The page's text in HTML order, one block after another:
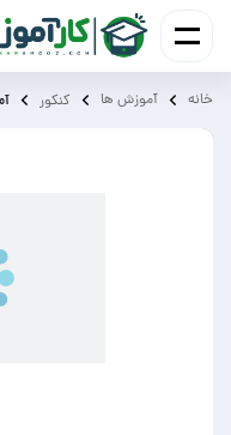
خانه آموزش ‌ها کنکور